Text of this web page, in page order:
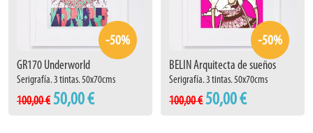
-50%
GR170 Underworld
Serigrafía. 3 tintas. 50x70cms
100,00 € 50,00 €
-50%
BELIN Arquitecta de sueños
Serigrafía. 3 tintas. 50x70cms
100,00 € 50,00 €